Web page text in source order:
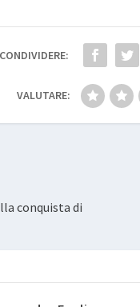
CONDIVIDERE:
VALUTARE:
conquista di